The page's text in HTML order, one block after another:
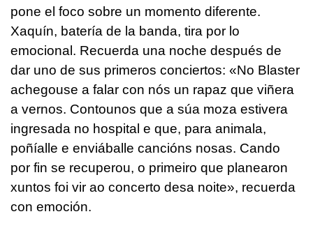
pone el foco sobre un momento diferente.
Xaquín, batería de la banda, tira por lo
emocional. Recuerda una noche después de
dar uno de sus primeros conciertos: «No Blaster
achegouse a falar con nós un rapaz que viñera
a vernos. Contounos que a súa moza estivera
ingresada no hospital e que, para animala,
poñíalle e enviáballe cancións nosas. Cando
por fin se recuperou, o primeiro que planearon
xuntos foi vir ao concerto desa noite», recuerda
con emoción.